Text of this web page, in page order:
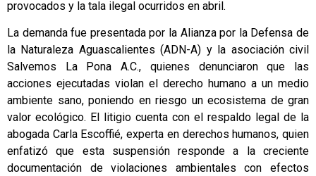
provocados y la tala ilegal ocurridos en abril.
La demanda fue presentada por la Alianza por la Defensa de
la Naturaleza Aguascalientes (ADN-A) y la asociación civil
Salvemos La Pona A.C., quienes denunciaron que las
acciones ejecutadas violan el derecho humano a un medio
ambiente sano, poniendo en riesgo un ecosistema de gran
valor ecológico. El litigio cuenta con el respaldo legal de la
abogada Carla Escoffié, experta en derechos humanos, quien
enfatizó que esta suspensión responde a la creciente
documentación de violaciones ambientales con efectos